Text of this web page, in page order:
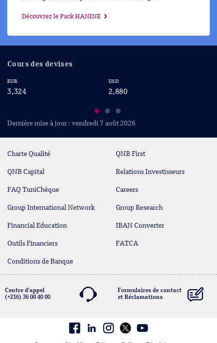
Découvrez le Pack HANINE
Cours des devises
EUR
3,324
USD
2,880
Dernière mise à jour : vendredi 7 août 2026
Charte Qualité QNB First
QNB Capital Relations Investisseurs
FAQ TuniChèque Careers
Group International Network Group Research
Financial Education IBAN Converter
Outils Financiers FATCA
Conditions de Banque
Centre d'appel
(+216) 36 00 40 00
Formulaires de contact
et Réclamations
contact@qnb.com.tnFacebook
linkedin